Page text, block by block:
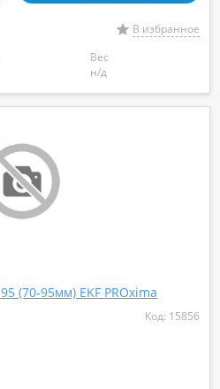
В избранное
Вес
н/д
(70-95мм) EKF PROxima
Код: 15856